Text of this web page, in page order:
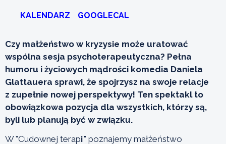
KALENDARZ GOOGLECAL
Czy małżeństwo w kryzysie może uratować
wspólna sesja psychoterapeutyczna? Pełna
humoru i życiowych mądrości komedia Daniela
Glattauera sprawi, że spojrzysz na swoje relacje
z zupełnie nowej perspektywy! Ten spektakl to
obowiązkowa pozycja dla wszystkich, którzy są,
byli lub planują być w związku.
W "Cudownej terapii" poznajemy małżeństwo